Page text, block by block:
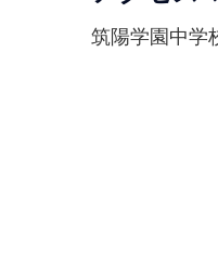
筑陽学園中学